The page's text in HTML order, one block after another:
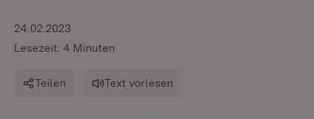
24.02.2023
Lesezeit: 4 Minuten
Teilen Text vorlesen